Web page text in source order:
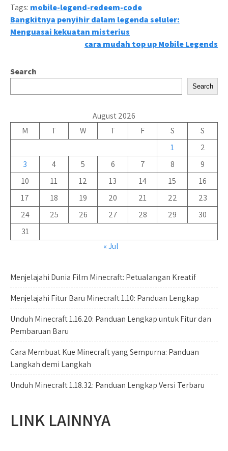
Tags: mobile-legend-redeem-code
Post
navigation
Bangkitnya penyihir dalam legenda seluler:
Menguasai kekuatan misterius
cara mudah top up Mobile Legends
Search
Search
August 2026
M
T W T F S
S
1
2
3
4 5 6 7 8
9
10
11 12 13 14 15
16
17
18 19 20 21 22
23
24
25 26 27 28 29
30
31
« Jul
Menjelajahi Dunia Film Minecraft: Petualangan Kreatif
Menjelajahi Fitur Baru Minecraft 1.10: Panduan Lengkap
Unduh Minecraft 1.16.20: Panduan Lengkap untuk Fitur dan
Pembaruan Baru
Cara Membuat Kue Minecraft yang Sempurna: Panduan
Langkah demi Langkah
Unduh Minecraft 1.18.32: Panduan Lengkap Versi Terbaru
LINK LAINNYA